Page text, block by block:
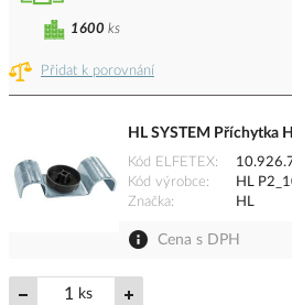
Přidat k porovnání
1600 ks
HL SYSTEM Příchytka
Kód ELFETEX
Kód výrobce
HL
Značka
HL
Cena s DPH
ks